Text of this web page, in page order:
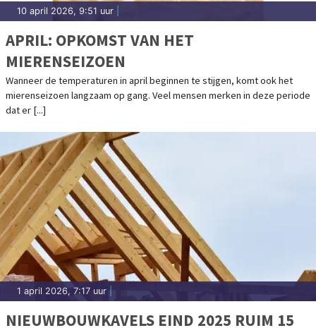
10 april 2026, 9:51 uur
APRIL: OPKOMST VAN HET
MIERENSEIZOEN
Wanneer de temperaturen in april beginnen te stijgen, komt ook het
mierenseizoen langzaam op gang. Veel mensen merken in deze periode
dat er [...]
1 april 2026, 7:17 uur
NIEUWBOUWKAVELS EIND 2025 RUIM 15